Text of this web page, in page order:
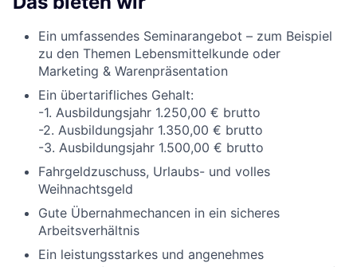
Ein umfassendes Seminarangebot – zum Beispiel
zu den Themen Lebensmittelkunde oder
Marketing & Warenpräsentation
Ein übertarifliches Gehalt:
-1. Ausbildungsjahr 1.250,00 € brutto
-2. Ausbildungsjahr 1.350,00 € brutto
-3. Ausbildungsjahr 1.500,00 € brutto
Fahrgeldzuschuss, Urlaubs- und volles
Weihnachtsgeld
Gute Übernahmechancen in ein sicheres
Arbeitsverhältnis
Ein leistungsstarkes und angenehmes